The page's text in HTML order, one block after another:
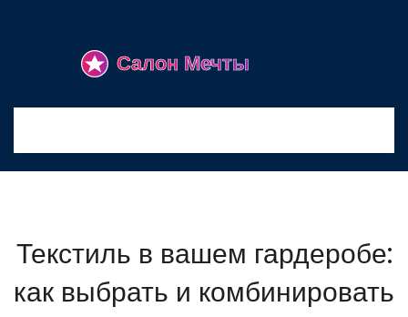
Текстиль в вашем гардеробе:
как выбрать и комбинировать